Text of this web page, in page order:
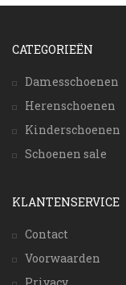
CATEGORIEËN
Damesschoenen
Herenschoenen
Kinderschoenen
Schoenen sale
KLANTENSERVICE
Contact
Voorwaarden